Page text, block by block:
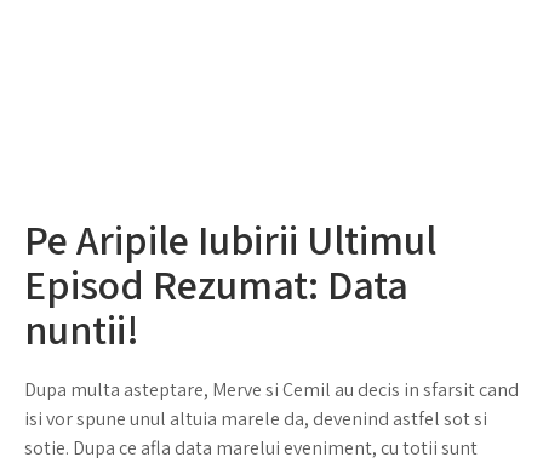
Pe Aripile Iubirii Ultimul
Episod Rezumat: Data
nuntii!
Dupa multa asteptare, Merve si Cemil au decis in sfarsit cand
isi vor spune unul altuia marele da, devenind astfel sot si
sotie. Dupa ce afla data marelui eveniment, cu totii sunt